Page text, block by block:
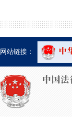
网站链接：